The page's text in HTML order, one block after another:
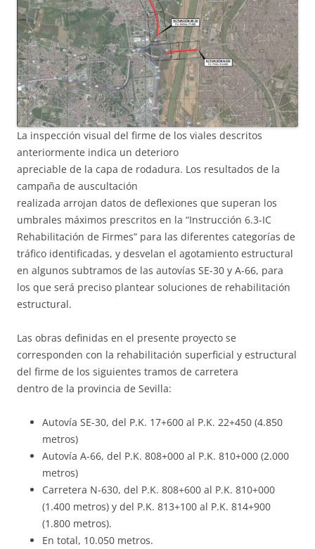
La inspección visual del firme de los viales descritos
anteriormente indica un deterioro
apreciable de la capa de rodadura. Los resultados de la
campaña de auscultación
realizada arrojan datos de deflexiones que superan los
umbrales máximos prescritos en la “Instrucción 6.3-IC
Rehabilitación de Firmes” para las diferentes categorías de
tráfico identificadas, y desvelan el agotamiento estructural
en algunos subtramos de las autovías SE-30 y A-66, para
los que será preciso plantear soluciones de rehabilitación
estructural.
Las obras definidas en el presente proyecto se
corresponden con la rehabilitación superficial y estructural
del firme de los siguientes tramos de carretera
dentro de la provincia de Sevilla:
Autovía SE-30, del P.K. 17+600 al P.K. 22+450 (4.850
metros)
Autovía A-66, del P.K. 808+000 al P.K. 810+000 (2.000
metros)
Carretera N-630, del P.K. 808+600 al P.K. 810+000
(1.400 metros) y del P.K. 813+100 al P.K. 814+900
(1.800 metros).
En total, 10.050 metros.